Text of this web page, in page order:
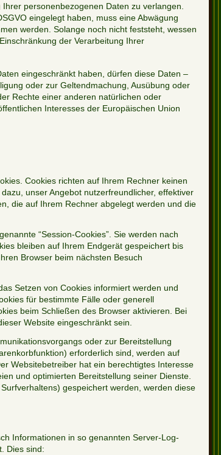
personenbezogenen Daten zu verlangen.
eingelegt haben, muss eine Abwägung
werden. Solange noch nicht feststeht, wessen
der Verarbeitung Ihrer
eingeschränkt haben, dürfen diese Daten –
oder zur Geltendmachung, Ausübung oder
Rechte einer anderen natürlichen oder
Interesses der Europäischen Union
Cookies richten auf Ihrem Rechner keinen
unser Angebot nutzerfreundlicher, effektiver
die auf Ihrem Rechner abgelegt werden und die
“Session-Cookies”. Sie werden nach
bleiben auf Ihrem Endgerät gespeichert bis
Browser beim nächsten Besuch
Setzen von Cookies informiert werden und
für bestimmte Fälle oder generell
beim Schließen des Browser aktivieren. Bei
Website eingeschränkt sein.
oder zur Bereitstellung
erforderlich sind, werden auf
Websitebetreiber hat ein berechtigtes Interesse
und optimierten Bereitstellung seiner Dienste.
gespeichert werden, werden diese
Informationen in so genannten Server-Log-
Dies sind: